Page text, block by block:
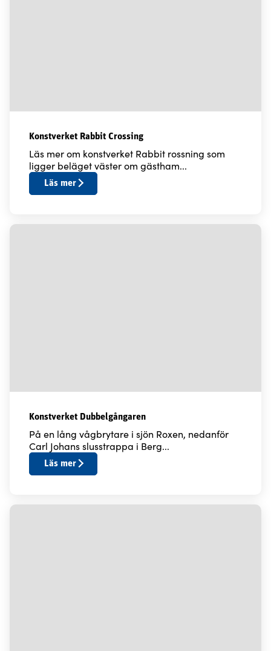
Konstverket Rabbit Crossing
Läs mer om konstverket Rabbit rossning som
ligger beläget väster om gästham...
Läs mer
Konstverket Dubbelgångaren
På en lång vågbrytare i sjön Roxen, nedanför
Carl Johans slusstrappa i Berg...
Läs mer